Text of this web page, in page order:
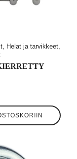
Helat ja tarvikkeet,